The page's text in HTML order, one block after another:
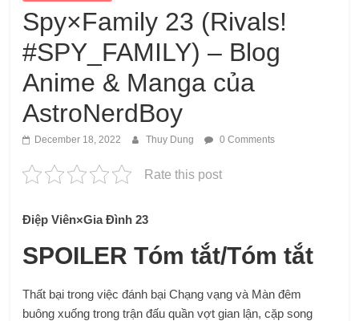
Spy×Family 23 (Rivals!
#SPY_FAMILY) – Blog
Anime & Manga của
AstroNerdBoy
December 18, 2022 Thuy Dung 0 Comments
Rate this post
Điệp Viên×Gia Đình 23
SPOILER Tóm tắt/Tóm tắt
Thất bại trong việc đánh bại Chạng vạng và Màn đêm
buông xuống trong trận đấu quần vợt gian lận, cặp song